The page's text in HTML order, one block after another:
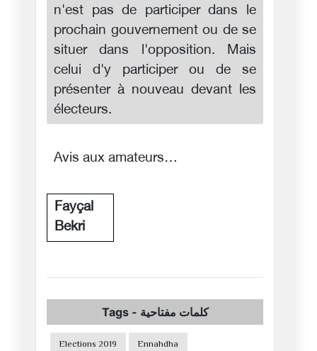
n'est pas de participer dans le
prochain gouvernement ou de se
situer dans l'opposition. Mais
celui d'y participer ou de se
présenter à nouveau devant les
électeurs.
Avis aux amateurs…
Fayçal
Bekri
Tags- كلمات مفتاحية
Elections 2019
Ennahdha